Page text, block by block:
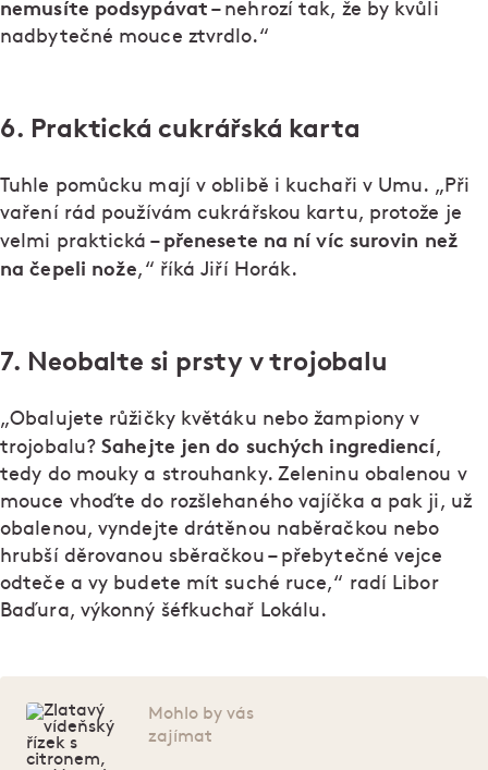
nemusíte podsypávat – nehrozí tak, že by kvůli
nadbytečné mouce ztvrdlo.“
6. Praktická cukrářská karta
Tuhle pomůcku mají v oblibě i kuchaři v Umu. „Při
vaření rád používám cukrářskou kartu, protože je
velmi praktická – přenesete na ní víc surovin než
na čepeli nože,“ říká Jiří Horák.
7. Neobalte si prsty v trojobalu
„Obalujete růžičky květáku nebo žampiony v
trojobalu?Sahejte jen do suchých ingrediencí,
tedy do mouky a strouhanky. Zeleninu obalenou v
mouce vhoďte do rozšlehaného vajíčka a pak ji, už
obalenou, vyndejte drátěnou naběračkou nebo
hrubší děrovanou sběračkou – přebytečné vejce
odteče a vy budete mít suché ruce,“ radí Libor
Baďura, výkonný šéfkuchař Lokálu.
Mohlo by vás
zajímat